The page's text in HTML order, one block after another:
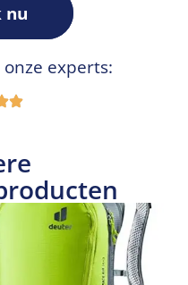
nu
experts: